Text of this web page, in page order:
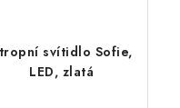
svítidlo Sofie,
LED, zlatá